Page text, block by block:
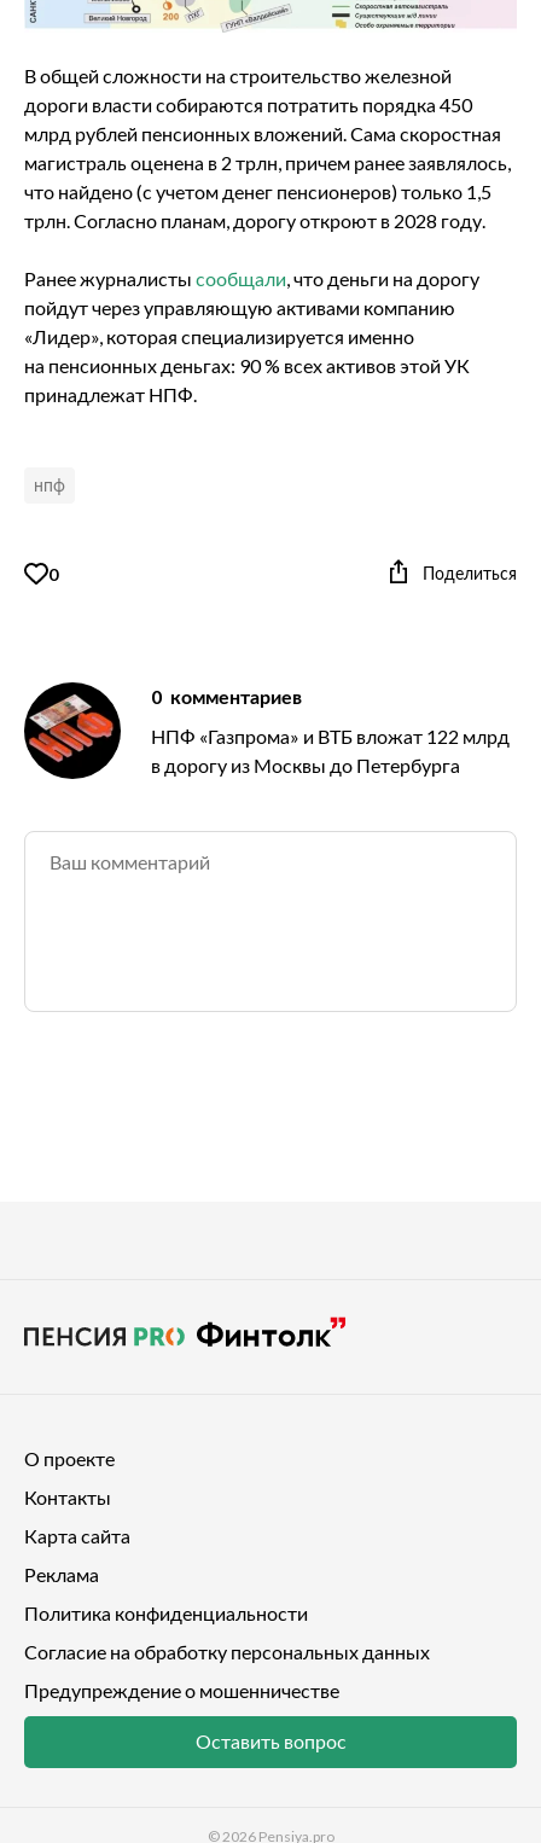
В общей сложности на строительство железной
дороги власти собираются потратить порядка 450
млрд рублей пенсионных вложений. Сама скоростная
магистраль оценена в 2 трлн, причем ранее заявлялось,
что найдено (с учетом денег пенсионеров) только 1,5
трлн. Согласно планам, дорогу откроют в 2028 году.
Ранее журналисты сообщали, что деньги на дорогу
пойдут через управляющую активами компанию
«Лидер», которая специализируется именно
на пенсионных деньгах: 90 % всех активов этой УК
принадлежат НПФ.
нпф
0 Поделиться
0 комментариев
НПФ «Газпрома» и ВТБ вложат 122 млрд
в дорогу из Москвы до Петербурга
О проекте
Контакты
Карта сайта
Реклама
Политика конфиденциальности
Согласие на обработку персональных данных
Предупреждение о мошенничестве
Оставить вопрос
© 2026 Pensiya.pro